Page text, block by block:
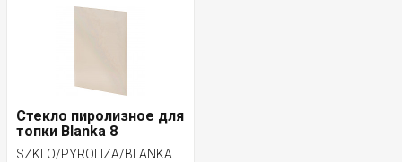
Стекло пиролизное для
топки Blanka 8
SZKLO/PYROLIZA/BLANKA